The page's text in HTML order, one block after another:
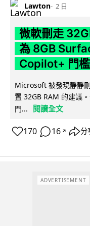
Lawton 2 日
微軟刪走
為 8GB
Copilot+ 門
Microsoft 被發現靜靜
置 32GB RAM 的建議
門...
閱讀全文
170 16 ↗ 分
ADVERTISEMENT